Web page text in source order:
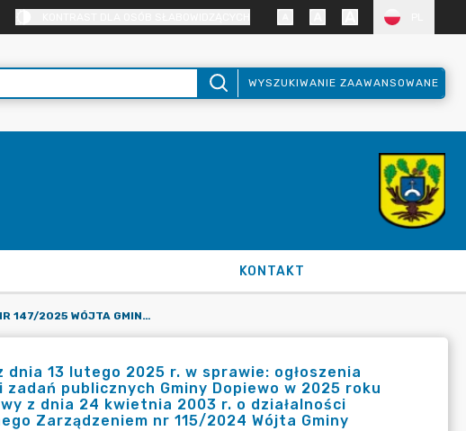
WYSZUKIWANIE ZAAWANSOWANE
KONTAKT
ZARZĄDZENIE NR 147/2025 WÓJTA GMINY DOPIEWO Z DNIA 13 LUTEGO 2025 R. W SPRAWIE: OGŁOSZENIA WYNIKÓW KONKURSU OFERT NA WSPIERANIE REALIZACJI ZADAŃ PUBLICZNYCH GMINY DOPIEWO W 2025 ROKU PRZEZ PODMIOTY WYMIENIONE W ART. 11 UST. 3 USTAWY Z DNIA 24 KWIETNIA 2003 R. O DZIAŁALNOŚCI POŻYTKU PUBLICZNEGO I O WOLONTARIACIE, OGŁOSZONEGO ZARZĄDZENIEM NR 115/2024 WÓJTA GMINY DOPIEWO Z DNIA 20 GRUDNIA 2024 R.
13 lutego 2025 r. w sprawie: ogłoszenia
publicznych Gminy Dopiewo w 2025 roku
z dnia 24 kwietnia 2003 r. o działalności
Zarządzeniem nr 115/2024 Wójta Gminy